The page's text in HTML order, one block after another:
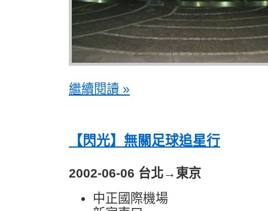
繼續閱讀 »
【閃光】無關足球追星行
2002-06-06 台北→東京
中正國際機場